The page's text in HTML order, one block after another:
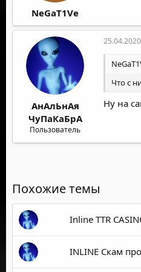
NeGaT1Ve
АнАлЬнАя
ЧуПаКаБрА
Пользователь
25.04.2020
Что с
Ну на
Похожие темы
Inline TTR
INLINE Cкам